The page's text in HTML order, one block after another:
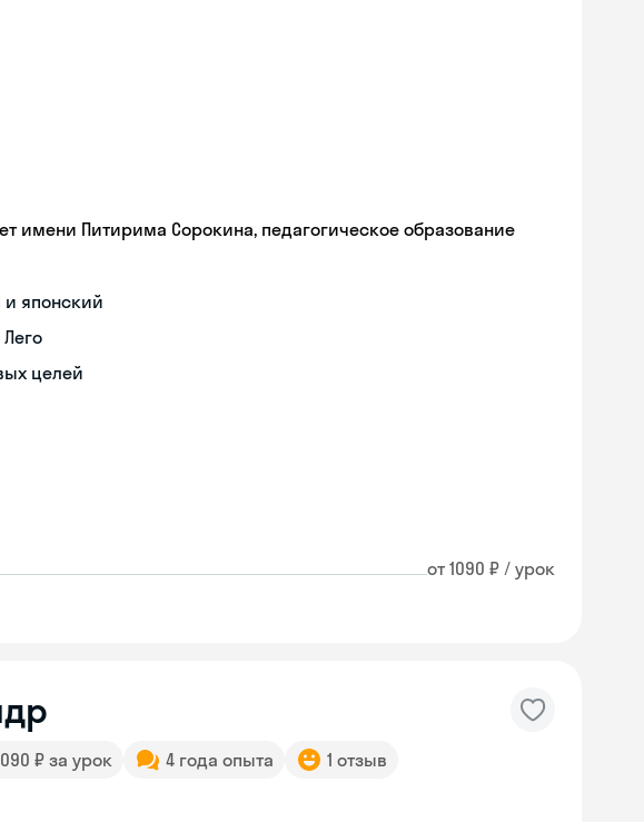
имени Питирима Сорокина, педагогическое образование
японский
целей
от 1090 ₽ / урок
₽ за урок 4 года опыта 1 отзыв